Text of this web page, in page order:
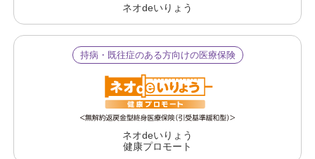
ネオdeいりょう
持病・既往症のある方向けの医療保険
ネオdeいりょう
健康プロモート